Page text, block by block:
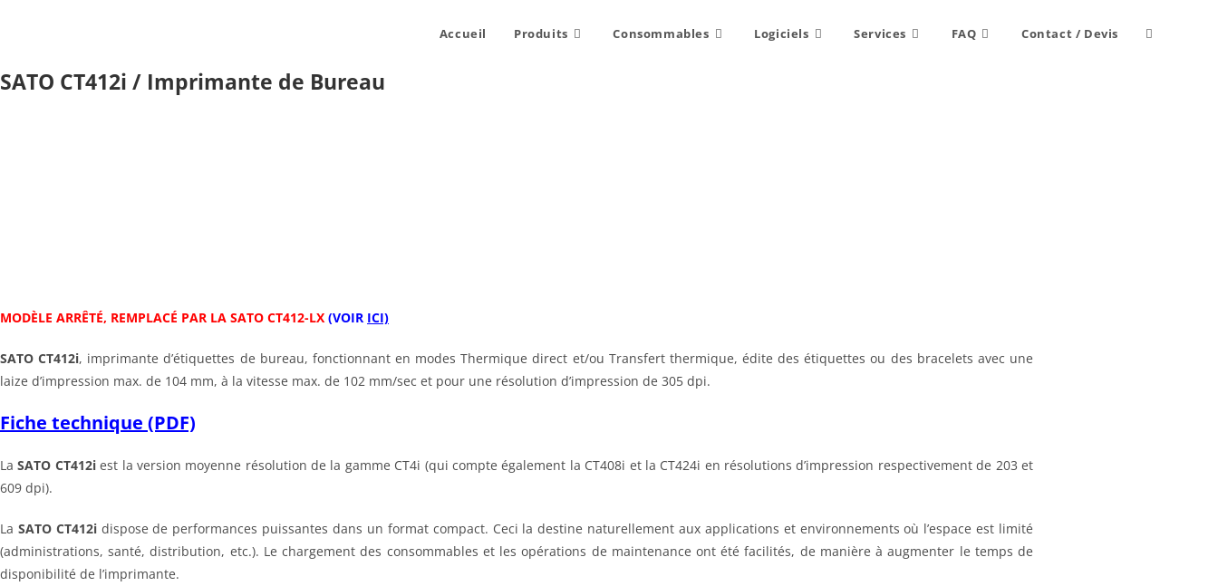
Accueil Produits Consommables Logiciels Services FAQ Contact / Devis Toggle
SATO CT412i / Imprimante de Bureau
MODÈLE ARRÊTÉ, REMPLACÉ PAR LA SATO CT412-LX (VOIR ICI)
SATO CT412i, imprimante d’étiquettes de bureau, fonctionnant en modes Thermique direct et/ou Transfert thermique, édite des étiquettes ou des bracelets avec une
laize d’impression max. de 104 mm, à la vitesse max. de 102 mm/sec et pour une résolution d’impression de 305 dpi.
Fiche technique (PDF)
LaSATO CT412iest la version moyenne résolution de la gamme CT4i (qui compte également la CT408i et la CT424i en résolutions d’impression respectivement de 203 et
609 dpi).
La SATO CT412idispose de performances puissantes dans un format compact. Ceci la destine naturellement aux applications et environnements où l’espace est limité
(administrations, santé, distribution, etc.). Le chargement des consommables et les opérations de maintenance ont été facilités, de manière à augmenter le temps de
disponibilité de l’imprimante.